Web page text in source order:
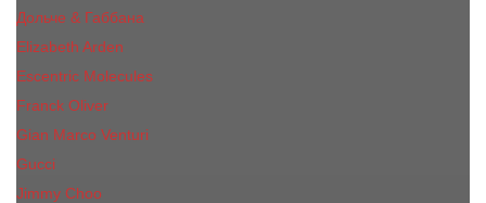
Дольче & Габбана
Elizabeth Arden
Escentric Molecules
Franck Oliver
Gian Marco Venturi
Gucci
Jimmy Choo